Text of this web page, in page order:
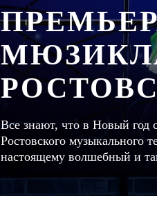
Все знают, что в Новый год
Ростовского музыкального
настоящему волшебный и